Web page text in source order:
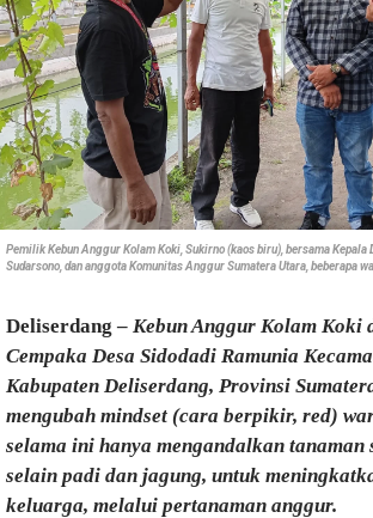
Pemilik Kebun Anggur Kolam Koki, Sukirno (kaos biru), bersama Kepala
Sudarsono, dan anggota Komunitas Anggur Sumatera Utara, beberapa
Deliserdang – Kebun Anggur Kolam Koki
Cempaka Desa Sidodadi Ramunia
Kabupaten Deliserdang, Provinsi
mengubah mindset (cara berpikir, red)
selama ini hanya mengandalkan tanaman
selain padi dan jagung, untuk
keluarga, melalui pertanaman anggur.